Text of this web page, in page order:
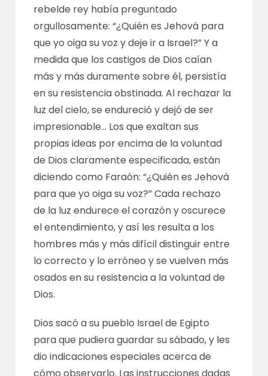
rebelde rey había preguntado
orgullosamente: “¿Quién es Jehová para
que yo oiga su voz y deje ir a Israel?” Y a
medida que los castigos de Dios caían
más y más duramente sobre él, persistía
en su resistencia obstinada. Al rechazar la
luz del cielo, se endureció y dejó de ser
impresionable… Los que exaltan sus
propias ideas por encima de la voluntad
de Dios claramente especificada, están
diciendo como Faraón: “¿Quién es Jehová
para que yo oiga su voz?” Cada rechazo
de la luz endurece el corazón y oscurece
el entendimiento, y así les resulta a los
hombres más y más difícil distinguir entre
lo correcto y lo erróneo y se vuelven más
osados en su resistencia a la voluntad de
Dios.
Dios sacó a su pueblo Israel de Egipto
para que pudiera guardar su sábado, y les
dio indicaciones especiales acerca de